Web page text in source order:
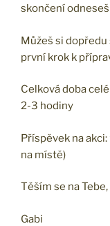
skončení
Můžeš si
první krok k
Celková doba
2-3 hodiny
Příspěvek na
na místě)
Těším se na Tebe,
Gabi